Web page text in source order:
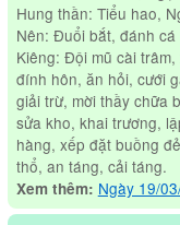
Hung thần: Tiểu hao,
Nên: Đuổi bắt, đánh cá
Kiêng: Đội mũ cài
đính hôn, ăn hỏi, cưới
giải trừ, mời thầy chữa
sửa kho, khai trương,
hàng, xếp đặt buồng
thổ, an táng, cải táng.
Xem thêm: Ngày 19/